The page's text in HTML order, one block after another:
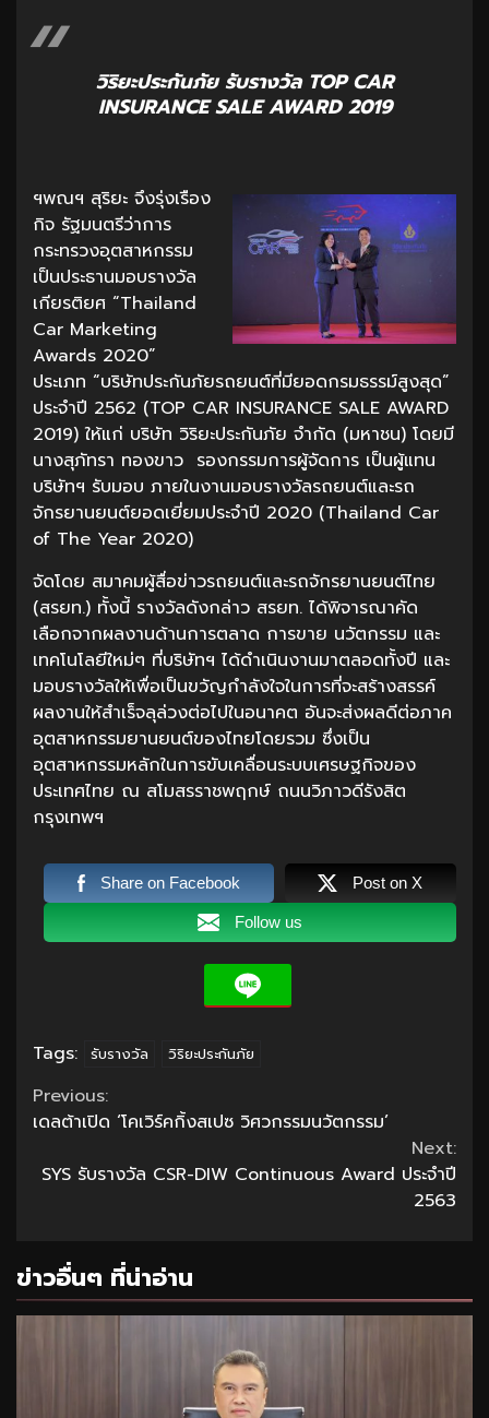
วิริยะประกันภัย รับรางวัล TOP CAR
INSURANCE SALE AWARD 2019
ฯพณฯ สุริยะ จึงรุ่งเรือง
กิจ รัฐมนตรีว่าการ
กระทรวงอุตสาหกรรม
เป็นประธานมอบรางวัล
เกียรติยศ “Thailand
Car Marketing
Awards 2020”
ประเภท “บริษัทประกันภัยรถยนต์ที่มียอดกรมธรรม์สูงสุด”
ประจำปี 2562 (TOP CAR INSURANCE SALE AWARD
2019) ให้แก่ บริษัท วิริยะประกันภัย จำกัด (มหาชน) โดยมี
นางสุภัทรา ทองขาว รองกรรมการผู้จัดการ เป็นผู้แทน
บริษัทฯ รับมอบ ภายในงานมอบรางวัลรถยนต์และรถ
จักรยานยนต์ยอดเยี่ยมประจำปี 2020 (Thailand Car
of The Year 2020)
จัดโดย สมาคมผู้สื่อข่าวรถยนต์และรถจักรยานยนต์ไทย
(สรยท.) ทั้งนี้ รางวัลดังกล่าว สรยท. ได้พิจารณาคัด
เลือกจากผลงานด้านการตลาด การขาย นวัตกรรม และ
เทคโนโลยีใหม่ๆ ที่บริษัทฯ ได้ดำเนินงานมาตลอดทั้งปี และ
มอบรางวัลให้เพื่อเป็นขวัญกำลังใจในการที่จะสร้างสรรค์
ผลงานให้สำเร็จลุล่วงต่อไปในอนาคต อันจะส่งผลดีต่อภาค
อุตสาหกรรมยานยนต์ของไทยโดยรวม ซึ่งเป็น
อุตสาหกรรมหลักในการขับเคลื่อนระบบเศรษฐกิจของ
ประเทศไทย ณ สโมสรราชพฤกษ์ ถนนวิภาวดีรังสิต
กรุงเทพฯ
Share on Facebook Post on X
Follow us
Tags: รับรางวัล วิริยะประกันภัย
Continue
Reading
Previous:
เดลต้าเปิด ‘โคเวิร์คกิ้งสเปซ วิศวกรรมนวัตกรรม’
Next:
SYS รับรางวัล CSR-DIW Continuous Award ประจำปี
2563
ข่าวอื่นๆ ที่น่าอ่าน